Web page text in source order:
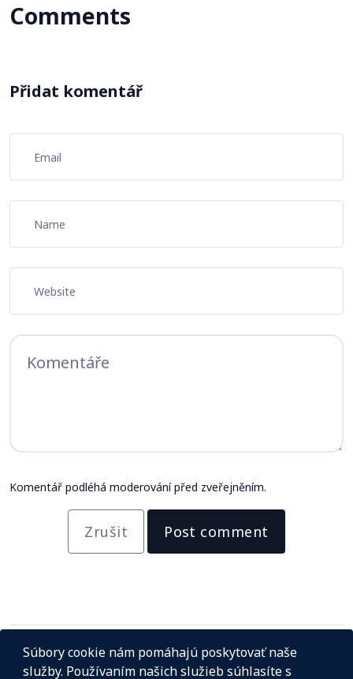
Comments
Přidat komentář
Komentář podléhá moderování před zveřejněním.
Zrušit Post comment
Súbory cookie nám pomáhajú poskytovať naše
služby. Používaním našich služieb súhlasíte s